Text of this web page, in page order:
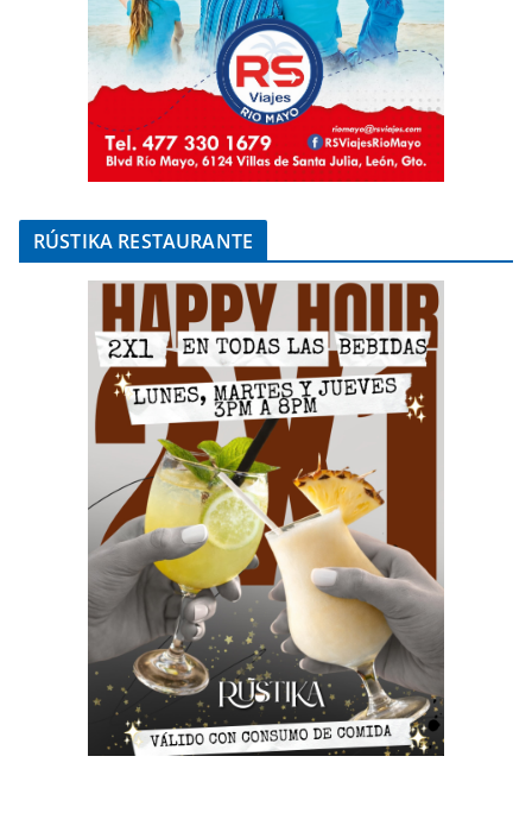
RÚSTIKA RESTAURANTE